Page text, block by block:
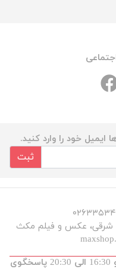
خود را وارد کنید.
ثبت
شنبه تا پنجشنبه از ساعت 9 الی 13 و 16:30 الی 20:30 پاسخگوی